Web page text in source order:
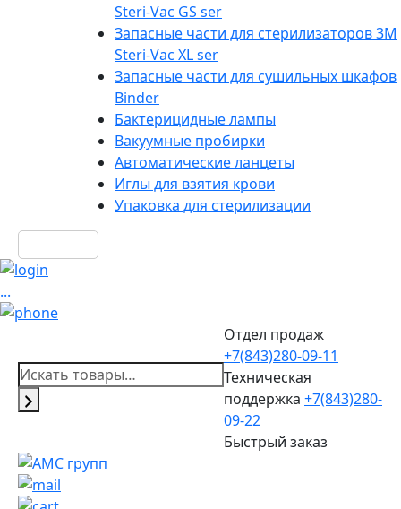
Steri-Vac GS ser
Запасные части для стерилизаторов 3М
Steri-Vac XL ser
Запасные части для сушильных шкафов
Binder
Бактерицидные лампы
Вакуумные пробирки
Автоматические ланцеты
Иглы для взятия крови
Упаковка для стерилизации
...
Отдел продаж
+7(843)280-09-11
Техническая
поддержка +7(843)280-
09-22
Быстрый заказ